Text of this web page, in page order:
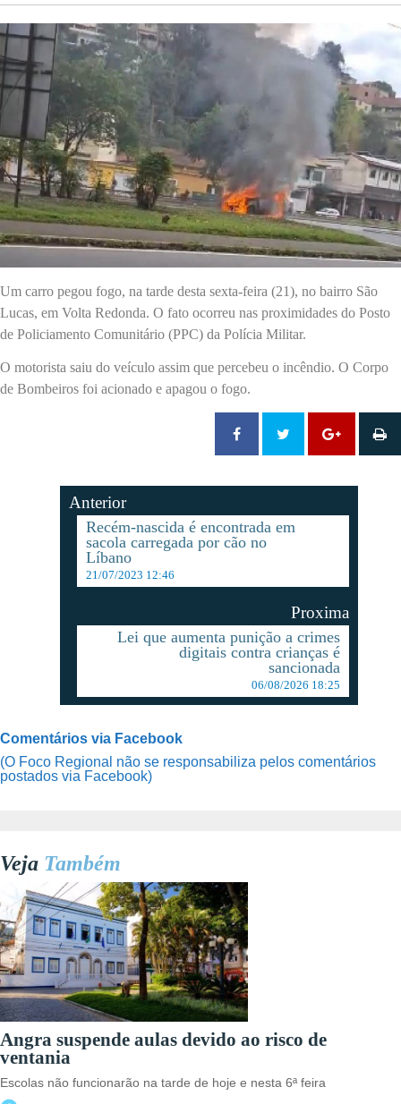
Um carro pegou fogo, na tarde desta sexta-feira (21), no bairro São
Lucas, em Volta Redonda. O fato ocorreu nas proximidades do Posto
de Policiamento Comunitário (PPC) da Polícia Militar.
O motorista saiu do veículo assim que percebeu o incêndio. O Corpo
de Bombeiros foi acionado e apagou o fogo.
Anterior
Recém-nascida é encontrada em
sacola carregada por cão no
Líbano
21/07/2023 12:46
Proxima
Lei que aumenta punição a crimes
digitais contra crianças é
sancionada
06/08/2026 18:25
Comentários via Facebook
(O Foco Regional não se responsabiliza pelos comentários
postados via Facebook)
Veja Também
Angra suspende aulas devido ao risco de
ventania
Escolas não funcionarão na tarde de hoje e nesta 6ª feira